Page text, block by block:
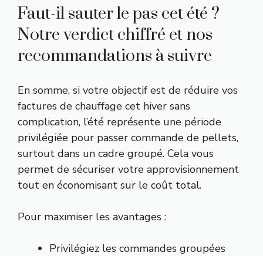
Faut-il sauter le pas cet été ?
Notre verdict chiffré et nos
recommandations à suivre
En somme, si votre objectif est de réduire vos
factures de chauffage cet hiver sans
complication, l’été représente une période
privilégiée pour passer commande de pellets,
surtout dans un cadre groupé. Cela vous
permet de sécuriser votre approvisionnement
tout en économisant sur le coût total.
Pour maximiser les avantages :
Privilégiez les commandes groupées